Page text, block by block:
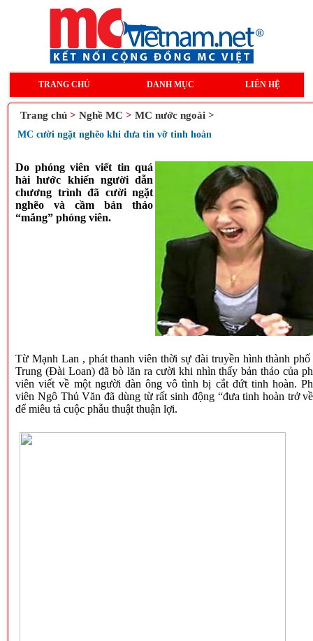
TRANG CHỦ DANH MỤC LIÊN HỆ
Trang chủ>Nghề MC >MC nước ngoài >
MC cười ngặt nghẽo khi đưa tin vỡ tinh hoàn
Do phóng viên viết tin quá
hài hước khiến người dẫn
chương trình đã cười ngặt
nghẽo và cầm bản thảo
“mắng” phóng viên.
Từ Mạnh Lan , phát thanh viên thời sự đài truyền hình thành
Trung (Đài Loan) đã bò lăn ra cười khi nhìn thấy bản thảo của
viên viết về một người đàn ông vô tình bị cắt đứt tinh hoàn.
viên Ngô Thủ Văn đã dùng từ rất sinh động “đưa tinh hoàn trở
để miêu tả cuộc phẫu thuật thuận lợi.